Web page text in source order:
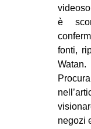
è
fonti,
negozi